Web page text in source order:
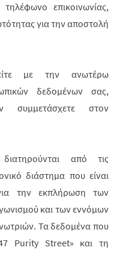
επικοινωνίας,
για την αποστολή
με την ανωτέρω
δεδομένων σας,
συμμετάσχετε στον
από τις
διάστημα που είναι
την εκπλήρωση των
και των εννόμων
Τα δεδομένα που
Purity Street» και τη